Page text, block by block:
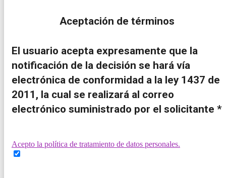
Aceptación de términos
El usuario acepta expresamente que la
notificación de la decisión se hará vía
electrónica de conformidad a la ley 1437 de
2011, la cual se realizará al correo
electrónico suministrado por el solicitante *
Acepto la política de tratamiento de datos personales.